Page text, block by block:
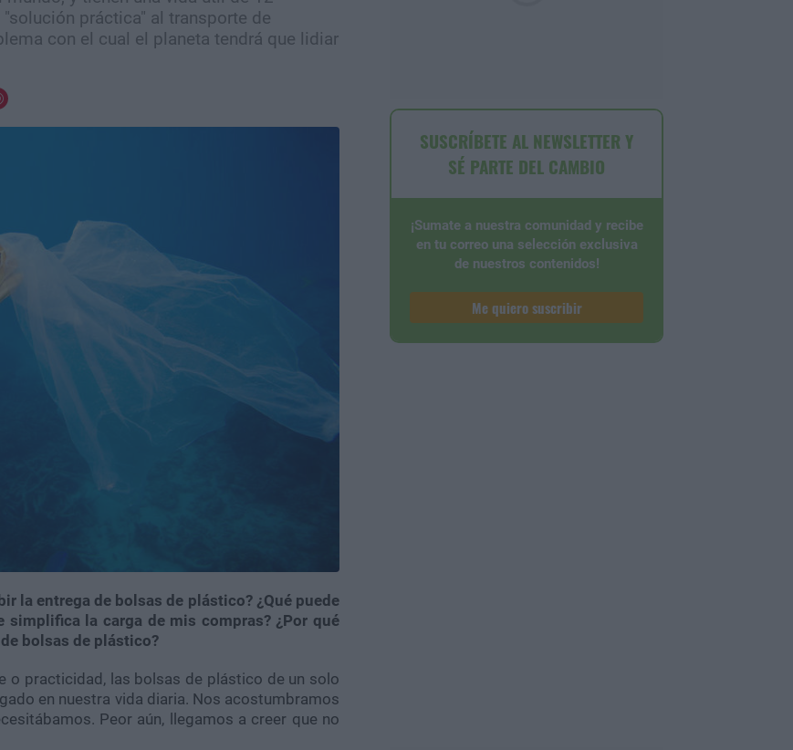
práctica" al transporte de
con el cual el planeta tendrá que lidiar
la entrega de bolsas de plástico? ¿Qué puede
la carga de mis compras? ¿Por qué
bolsas de plástico?
o practicidad, las bolsas de plástico de un solo
en nuestra vida diaria. Nos acostumbramos
Peor aún, llegamos a creer que no
SUSCRÍBETE AL NEWSLETTER Y
SÉ PARTE DEL CAMBIO
¡Sumate a nuestra comunidad y recibe
en tu correo una selección exclusiva
de nuestros contenidos!
Me quiero suscribir